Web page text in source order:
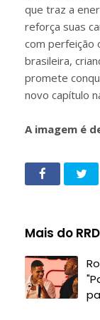
que traz a
reforça suas
com perfeição
brasileira,
promete
novo capítulo
A imagem é
Mais do